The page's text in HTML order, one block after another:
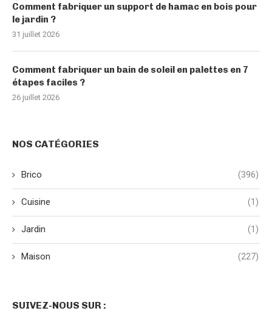
Comment fabriquer un support de hamac en bois pour
le jardin ?
31 juillet 2026
Comment fabriquer un bain de soleil en palettes en 7
étapes faciles ?
26 juillet 2026
NOS CATÉGORIES
Brico (396)
Cuisine (1)
Jardin (1)
Maison (227)
SUIVEZ-NOUS SUR :